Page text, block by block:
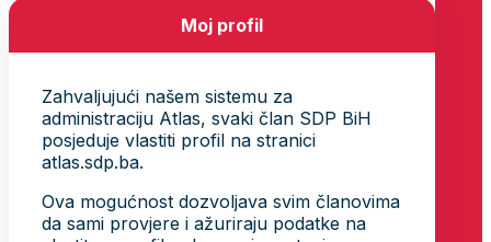
Moj profil
Zahvaljujući našem sistemu za
administraciju Atlas, svaki član SDP BiH
posjeduje vlastiti profil na stranici
atlas.sdp.ba.
Ova mogućnost dozvoljava svim članovima
da sami provjere i ažuriraju podatke na